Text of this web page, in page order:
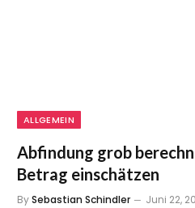
ALLGEMEIN
Abfindung grob
Betrag einschätzen
BySebastian Schindler Juni 22,